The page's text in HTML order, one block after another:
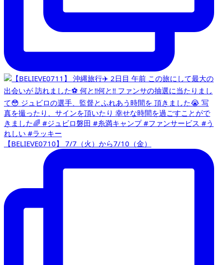
【BELIEVE0710】 7/7（火）から7/10（金）